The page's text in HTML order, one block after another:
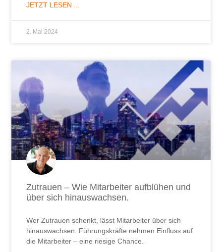
JETZT LESEN ...
2. Mai 2024
Zutrauen – Wie Mitarbeiter aufblühen und
über sich hinauswachsen.
Wer Zutrauen schenkt, lässt Mitarbeiter über sich
hinauswachsen. Führungskräfte nehmen Einfluss auf
die Mitarbeiter – eine riesige Chance.